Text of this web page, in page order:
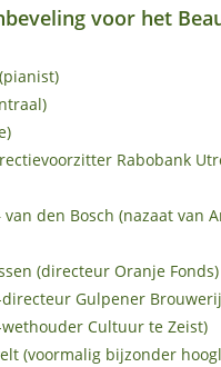
voor het
Rabobank
van den Bosch (nazaat van
(directeur Oranje Fonds)
directeur Gulpener
wethouder Cultuur te Zeist)
(voormalig bijzonder